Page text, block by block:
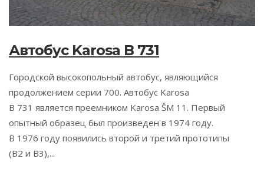
Автобус Karosa B 731
Городской высокопольный автобус, являющийся
продолжением серии 700. Автобус Karosa
B 731 является преемником Karosa ŠM 11. Первый
опытный образец был произведен в 1974 году.
В 1976 году появились второй и третий прототипы
(B2 и B3),...